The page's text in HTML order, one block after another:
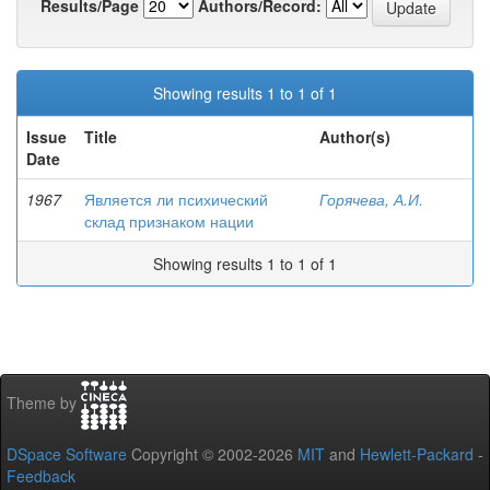
Results/Page
Authors/Record:
Showing results 1 to 1 of 1
Issue
Date
Title Author(s)
1967
Является ли психический
склад признаком нации
Горячева, А.И.
Showing results 1 to 1 of 1
Theme by
DSpace Software Copyright © 2002-2026 MIT and Hewlett-Packard -
Feedback